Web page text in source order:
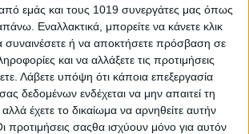
εμάς και τους 1019 συνεργάτες μας όπως
Εναλλακτικά, μπορείτε να κάνετε κλικ
συναινέσετε ή να αποκτήσετε πρόσβαση σε
και να αλλάξετε τις προτιμήσεις
Λάβετε υπόψη ότι κάποια επεξεργασία
δεδομένων ενδέχεται να μην απαιτεί τη
έχετε το δικαίωμα να αρνηθείτε αυτήν
προτιμήσεις σαςθα ισχύουν μόνο για αυτόν
AUTHOR
Psaxna.gr